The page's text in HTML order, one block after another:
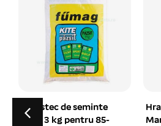
Hrana pentru Papagal
Mare cu vitamine